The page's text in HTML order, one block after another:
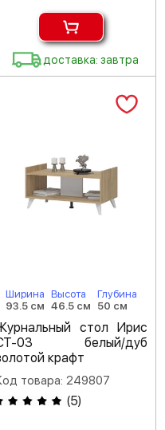
доставка: завтра
Ширина
93.5 см
Высота
46.5 см
Глубина
50 см
стол Ирис
03 белый/дуб
крафт
товара: 249807
(5)